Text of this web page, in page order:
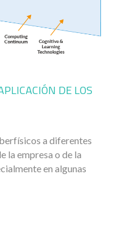
DE LOS
a diferentes
la empresa o de la
en algunas